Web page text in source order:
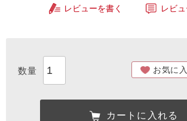
レビューを書く レビ
お気に
カートに入れる